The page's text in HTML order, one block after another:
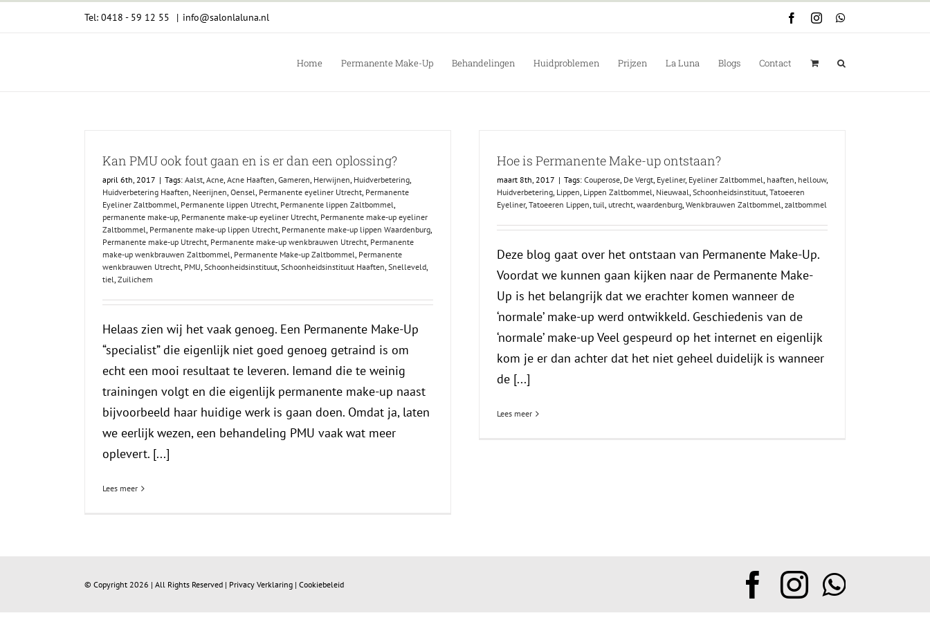
Tel: 0418 - 59 12 55 | info@salonlaluna.nl FacebookInstagramWhatsApp
Home Permanente Make-Up Behandelingen Huidproblemen Prijzen La Luna Blogs Contact
Kan PMU ook fout gaan en is er dan een oplossing?
april 6th, 2017 | Tags: Aalst, Acne, Acne Haaften, Gameren, Herwijnen, Huidverbetering,
Huidverbetering Haaften, Neerijnen, Oensel, Permanente eyeliner Utrecht, Permanente
Eyeliner Zaltbommel, Permanente lippen Utrecht, Permanente lippen Zaltbommel,
permanente make-up, Permanente make-up eyeliner Utrecht, Permanente make-up eyeliner
Zaltbommel, Permanente make-up lippen Utrecht, Permanente make-up lippen Waardenburg,
Permanente make-up Utrecht, Permanente make-up wenkbrauwen Utrecht, Permanente
make-up wenkbrauwen Zaltbommel, Permanente Make-up Zaltbommel, Permanente
wenkbrauwen Utrecht, PMU, Schoonheidsinstituut, Schoonheidsinstituut Haaften, Snelleveld,
tiel, Zuilichem
Helaas zien wij het vaak genoeg. Een Permanente Make-Up
“specialist” die eigenlijk niet goed genoeg getraind is om
echt een mooi resultaat te leveren. Iemand die te weinig
trainingen volgt en die eigenlijk permanente make-up naast
bijvoorbeeld haar huidige werk is gaan doen. Omdat ja, laten
we eerlijk wezen, een behandeling PMU vaak wat meer
oplevert. [...]
Lees meer
Hoe is Permanente Make-up ontstaan?
maart 8th, 2017 | Tags: Couperose, De Vergt, Eyeliner, Eyeliner Zaltbommel, haaften, hellouw,
Huidverbetering, Lippen, Lippen Zaltbommel, Nieuwaal, Schoonheidsinstituut, Tatoeeren
Eyeliner, Tatoeeren Lippen, tuil, utrecht, waardenburg, Wenkbrauwen Zaltbommel, zaltbommel
Deze blog gaat over het ontstaan van Permanente Make-Up.
Voordat we kunnen gaan kijken naar de Permanente Make-
Up is het belangrijk dat we erachter komen wanneer de
‘normale’ make-up werd ontwikkeld. Geschiedenis van de
‘normale’ make-up Veel gespeurd op het internet en eigenlijk
kom je er dan achter dat het niet geheel duidelijk is wanneer
de [...]
Lees meer
© Copyright 2026 | All Rights Reserved | Privacy Verklaring | Cookiebeleid Facebook
Instagram